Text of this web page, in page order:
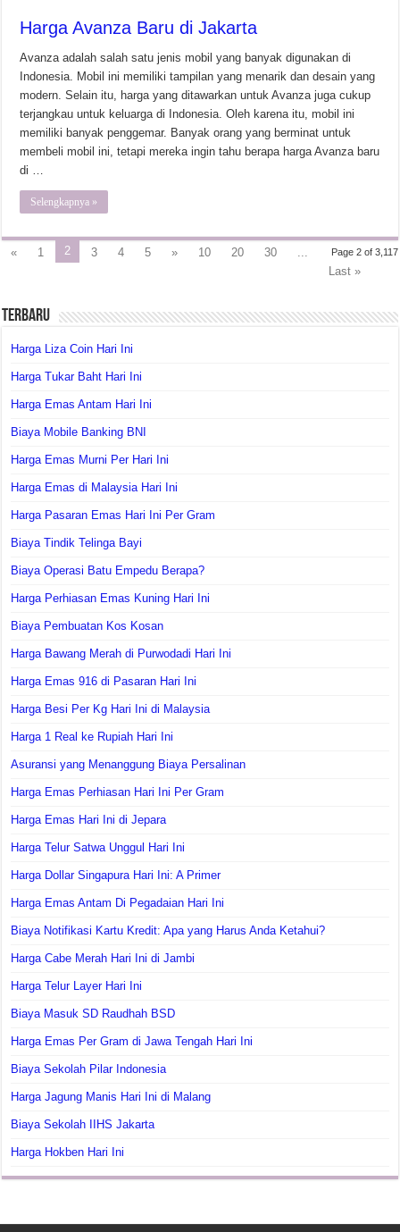
Harga Avanza Baru di Jakarta
Avanza adalah salah satu jenis mobil yang banyak digunakan di
Indonesia. Mobil ini memiliki tampilan yang menarik dan desain yang
modern. Selain itu, harga yang ditawarkan untuk Avanza juga cukup
terjangkau untuk keluarga di Indonesia. Oleh karena itu, mobil ini
memiliki banyak penggemar. Banyak orang yang berminat untuk
membeli mobil ini, tetapi mereka ingin tahu berapa harga Avanza baru
di …
Selengkapnya »
Page 2 of 3,117
« 1 2 3 4 5 » 10 20 30
...
Last »
Terbaru
Harga Liza Coin Hari Ini
Harga Tukar Baht Hari Ini
Harga Emas Antam Hari Ini
Biaya Mobile Banking BNI
Harga Emas Murni Per Hari Ini
Harga Emas di Malaysia Hari Ini
Harga Pasaran Emas Hari Ini Per Gram
Biaya Tindik Telinga Bayi
Biaya Operasi Batu Empedu Berapa?
Harga Perhiasan Emas Kuning Hari Ini
Biaya Pembuatan Kos Kosan
Harga Bawang Merah di Purwodadi Hari Ini
Harga Emas 916 di Pasaran Hari Ini
Harga Besi Per Kg Hari Ini di Malaysia
Harga 1 Real ke Rupiah Hari Ini
Asuransi yang Menanggung Biaya Persalinan
Harga Emas Perhiasan Hari Ini Per Gram
Harga Emas Hari Ini di Jepara
Harga Telur Satwa Unggul Hari Ini
Harga Dollar Singapura Hari Ini: A Primer
Harga Emas Antam Di Pegadaian Hari Ini
Biaya Notifikasi Kartu Kredit: Apa yang Harus Anda Ketahui?
Harga Cabe Merah Hari Ini di Jambi
Harga Telur Layer Hari Ini
Biaya Masuk SD Raudhah BSD
Harga Emas Per Gram di Jawa Tengah Hari Ini
Biaya Sekolah Pilar Indonesia
Harga Jagung Manis Hari Ini di Malang
Biaya Sekolah IIHS Jakarta
Harga Hokben Hari Ini